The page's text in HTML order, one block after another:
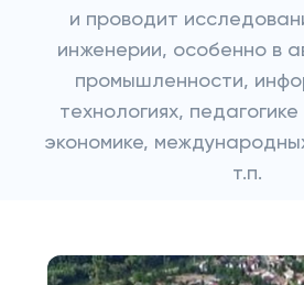
и проводит
инженерии, особенно в
промышленности,
технологиях,
экономике,
т.п.